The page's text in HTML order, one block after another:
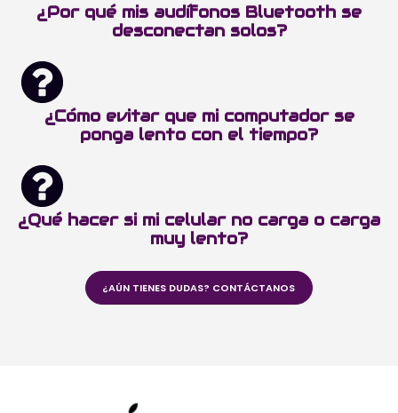
¿Por qué mis audífonos Bluetooth se
desconectan solos?
¿Cómo evitar que mi computador se
ponga lento con el tiempo?
¿Qué hacer si mi celular no carga o carga
muy lento?
¿AÚN TIENES DUDAS? CONTÁCTANOS